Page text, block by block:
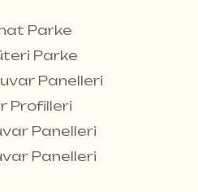
Parke
Parke
Panelleri
Profilleri
Panelleri
Panelleri